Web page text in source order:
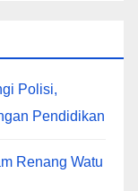
Polisi,
Pendidikan
Renang Watu